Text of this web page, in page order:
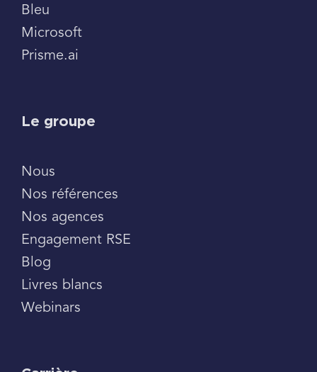
Bleu
Microsoft
Prisme.ai
Le groupe
Nous
Nos références
Nos agences
Engagement RSE
Blog
Livres blancs
Webinars